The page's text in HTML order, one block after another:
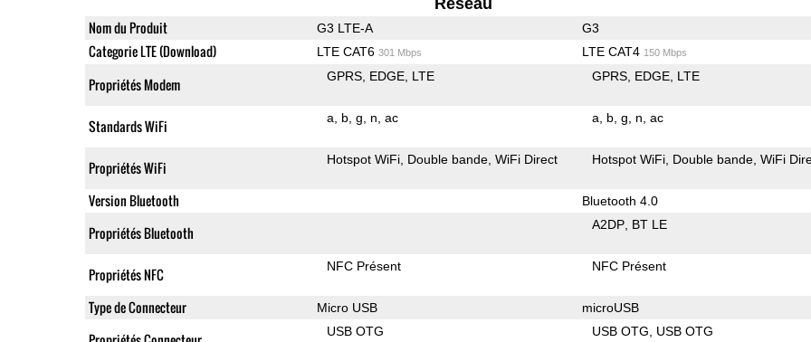
Nom du Produit G3 LTE-A G3
Categorie LTE (Download) LTE CAT6 301 Mbps LTE CAT4 150 Mbps
Propriétés Modem GPRS EDGE LTE GPRS EDGE LTE
Standards WiFi a b g n ac a b g n ac
Propriétés WiFi Hotspot WiFi Double bande WiFi Direct Hotspot WiFi Double bande WiFi
Version Bluetooth Bluetooth 4.0
Propriétés Bluetooth A2DP BT LE
Propriétés NFC NFC Présent NFC Présent
Type de Connecteur Micro USB microUSB
USB OTG USB OTG USB OTG